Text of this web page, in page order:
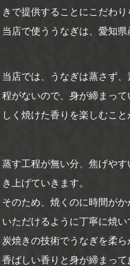
きで提供することにこだわり
当店で使ううなぎは、愛知
当店では、うなぎは蒸さず
程がないので、身が締まっ
しく焼けた香りを楽しむこと
蒸す工程が無い分、焦げや
き上げていきます。
そのため、焼くのに時間が
いただけるように丁寧に焼い
炭焼きの技術でうなぎを柔ら
香ばしい香りと身が締まっ